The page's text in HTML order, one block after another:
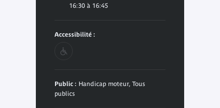
16:30 à 16:45
Accessibilité :
Public : Handicap moteur, Tous
publics